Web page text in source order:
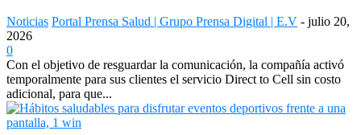
Noticias Portal Prensa Salud | Grupo Prensa Digital | E.V - julio 20,
2026
0
Con el objetivo de resguardar la comunicación, la compañía activó
temporalmente para sus clientes el servicio Direct to Cell sin costo
adicional, para que...